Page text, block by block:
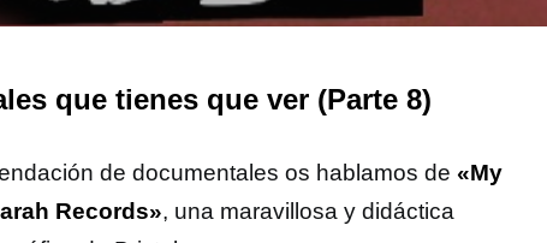
que tienes que ver (Parte 8)
de documentales os hablamos de «My
Records», una maravillosa y didáctica